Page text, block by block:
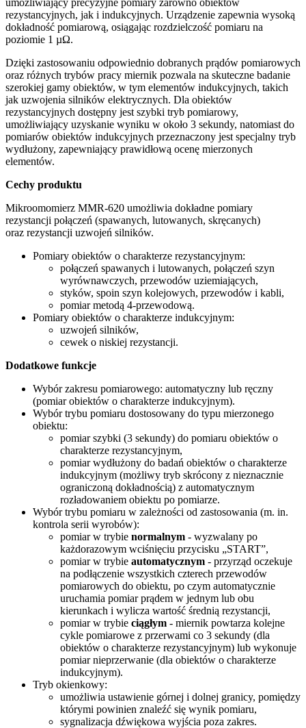
rezystancyjnych, jak i indukcyjnych. Urządzenie zapewnia wysoką
dokładność pomiarową, osiągając rozdzielczość pomiaru na
poziomie 1 µΩ.
Dzięki zastosowaniu odpowiednio dobranych prądów pomiarowych
oraz różnych trybów pracy miernik pozwala na skuteczne badanie
szerokiej gamy obiektów, w tym elementów indukcyjnych, takich
jak uzwojenia silników elektrycznych. Dla obiektów
rezystancyjnych dostępny jest szybki tryb pomiarowy,
umożliwiający uzyskanie wyniku w około 3 sekundy, natomiast do
pomiarów obiektów indukcyjnych przeznaczony jest specjalny tryb
wydłużony, zapewniający prawidłową ocenę mierzonych
elementów.
Cechy produktu
Mikroomomierz MMR-620 umożliwia dokładne pomiary
rezystancji połączeń (spawanych, lutowanych, skręcanych)
oraz rezystancji uzwojeń silników.
Pomiary obiektów o charakterze rezystancyjnym:
połączeń spawanych i lutowanych, połączeń szyn
wyrównawczych, przewodów uziemiających,
styków, spoin szyn kolejowych, przewodów i kabli,
pomiar metodą 4-przewodową.
Pomiary obiektów o charakterze indukcyjnym:
uzwojeń silników,
cewek o niskiej rezystancji.
Dodatkowe funkcje
Wybór zakresu pomiarowego: automatyczny lub ręczny
(pomiar obiektów o charakterze indukcyjnym).
Wybór trybu pomiaru dostosowany do typu mierzonego
obiektu:
pomiar szybki (3 sekundy) do pomiaru obiektów o
charakterze rezystancyjnym,
pomiar wydłużony do badań obiektów o charakterze
indukcyjnym (możliwy tryb skrócony z nieznacznie
ograniczoną dokładnością) z automatycznym
rozładowaniem obiektu po pomiarze.
Wybór trybu pomiaru w zależności od zastosowania (m. in.
kontrola serii wyrobów):
pomiar w trybie normalnym - wyzwalany po
każdorazowym wciśnięciu przycisku „START”,
pomiar w trybie automatycznym - przyrząd oczekuje
na podłączenie wszystkich czterech przewodów
pomiarowych do obiektu, po czym automatycznie
uruchamia pomiar prądem w jednym lub obu
kierunkach i wylicza wartość średnią rezystancji,
pomiar w trybie ciągłym - miernik powtarza kolejne
cykle pomiarowe z przerwami co 3 sekundy (dla
obiektów o charakterze rezystancyjnym) lub wykonuje
pomiar nieprzerwanie (dla obiektów o charakterze
indukcyjnym).
Tryb okienkowy:
umożliwia ustawienie górnej i dolnej granicy, pomiędzy
którymi powinien znaleźć się wynik pomiaru,
sygnalizacja dźwiękowa wyjścia poza zakres.